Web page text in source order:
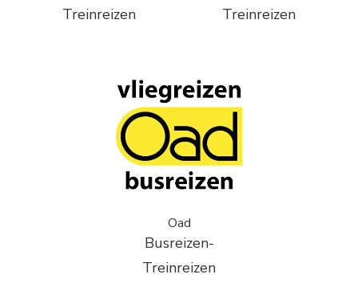
Treinreizen
Treinreizen
Oad
Busreizen-
Treinreizen